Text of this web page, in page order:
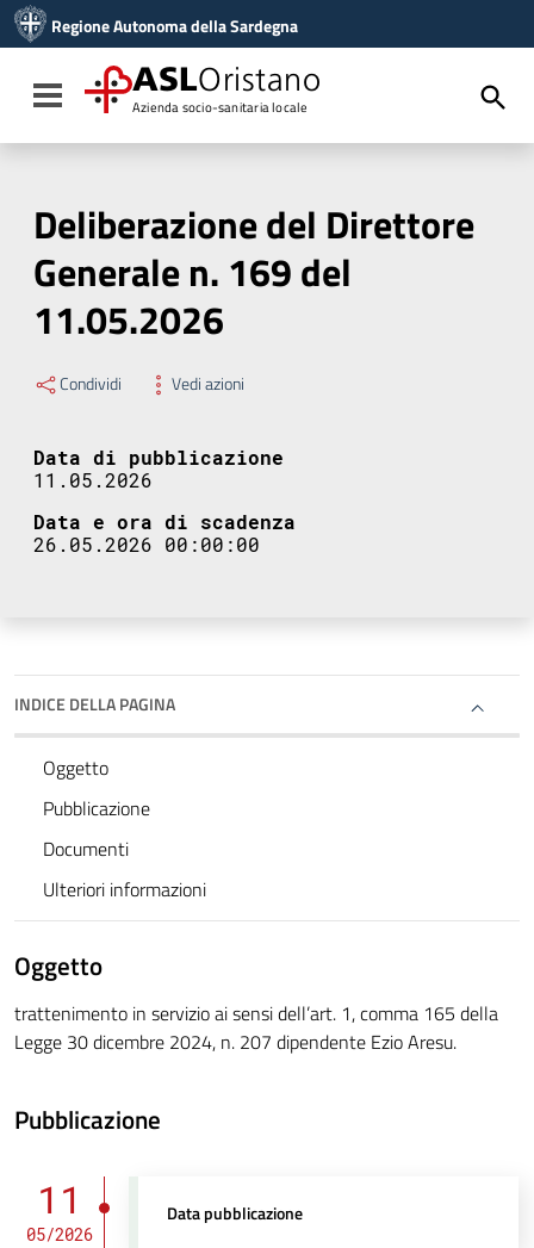
Vai al menu di navigazione
Vai al footer
Regione Autonoma della Sardegna
Toggle navigation
ASLOristano
Azienda socio-sanitaria locale
Deliberazione del Direttore
Generale n. 169 del
11.05.2026
Condividi Vedi azioni
Data di pubblicazione
11.05.2026
Data e ora di scadenza
26.05.2026 00:00:00
INDICE DELLA PAGINA
Oggetto
Pubblicazione
Documenti
Ulteriori informazioni
Oggetto
trattenimento in servizio ai sensi dell’art. 1, comma 165 della
Legge 30 dicembre 2024, n. 207 dipendente Ezio Aresu.
Pubblicazione
11
05/2026
Data pubblicazione